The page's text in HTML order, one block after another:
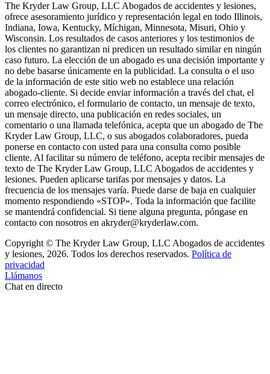
The Kryder Law Group, LLC Abogados de accidentes y lesiones,
ofrece asesoramiento jurídico y representación legal en todo Illinois,
Indiana, Iowa, Kentucky, Míchigan, Minnesota, Misuri, Ohio y
Wisconsin. Los resultados de casos anteriores y los testimonios de
los clientes no garantizan ni predicen un resultado similar en ningún
caso futuro. La elección de un abogado es una decisión importante y
no debe basarse únicamente en la publicidad. La consulta o el uso
de la información de este sitio web no establece una relación
abogado-cliente. Si decide enviar información a través del chat, el
correo electrónico, el formulario de contacto, un mensaje de texto,
un mensaje directo, una publicación en redes sociales, un
comentario o una llamada telefónica, acepta que un abogado de The
Kryder Law Group, LLC, o sus abogados colaboradores, pueda
ponerse en contacto con usted para una consulta como posible
cliente. Al facilitar su número de teléfono, acepta recibir mensajes de
texto de The Kryder Law Group, LLC Abogados de accidentes y
lesiones. Pueden aplicarse tarifas por mensajes y datos. La
frecuencia de los mensajes varía. Puede darse de baja en cualquier
momento respondiendo «STOP». Toda la información que facilite
se mantendrá confidencial. Si tiene alguna pregunta, póngase en
contacto con nosotros en akryder@kryderlaw.com.
Copyright © The Kryder Law Group, LLC Abogados de accidentes
y lesiones, 2026. Todos los derechos reservados. Política de
privacidad
Llámanos
Chat en directo